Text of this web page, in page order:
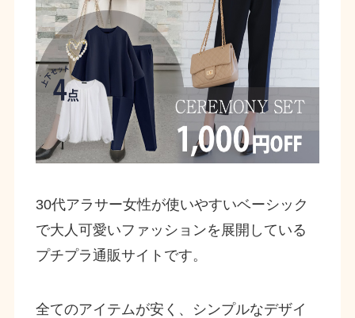
30代アラサー女性が使いやすいベーシック
で大人可愛いファッションを展開している
プチプラ通販サイトです。
全てのアイテムが安く、シンプルなデザイ